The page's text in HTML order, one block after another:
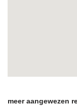
meer aangewezen